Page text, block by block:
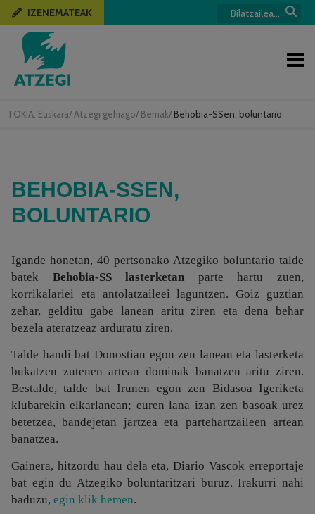
TOKIA: Euskara/ Atzegi gehiago/ Berriak/ Behobia-SSen, boluntario
IZENEMATEAK
BEHOBIA-SSEN,
BOLUNTARIO
Igande honetan, 40 pertsonako Atzegiko boluntario talde
batek Behobia-SS lasterketan parte hartu zuen,
korrikalariei eta antolatzaileei laguntzen. Goiz guztian
zehar, gelditu gabe lanean aritu ziren eta dena behar
bezela ateratzeaz arduratu ziren.
Talde handi bat Donostian egon zen lanean eta lasterketa
bukatzen zutenen artean dominak banatzen aritu ziren.
Bestalde, talde bat Irunen egon zen Bidasoa Igeriketa
klubarekin elkarlanean; euren lana izan zen basoak urez
betetzea, bandejetan jartzea eta partehartzaileen artean
banatzea.
Gainera, hitzordu hau dela eta, Diario Vascok erreportaje
bat egin du Atzegiko boluntaritzari buruz. Irakurri nahi
baduzu, egin klik hemen.